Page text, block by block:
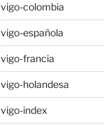
vigo-colombia
vigo-española
vigo-francia
vigo-holandesa
vigo-index